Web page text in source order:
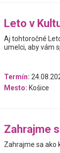
Leto v
Aj tohtoročné
umelci, aby vám
Termín:
Mesto: Košice
Zahrajme
Zahrajme sa ako